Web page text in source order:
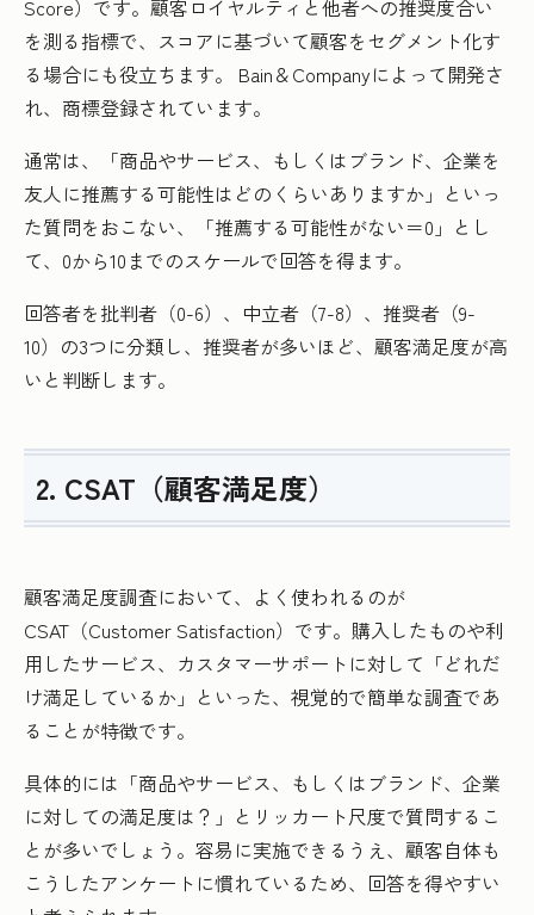
Score）です。顧客ロイヤルティと他者への推奨度合い
を測る指標で、スコアに基づいて顧客をセグメント化す
る場合にも役立ちます。 Bain＆Companyによって開発さ
れ、商標登録されています。
通常は、「商品やサービス、もしくはブランド、企業を
友人に推薦する可能性はどのくらいありますか」といっ
た質問をおこない、「推薦する可能性がない＝0」とし
て、0から10までのスケールで回答を得ます。
回答者を批判者（0-6）、中立者（7-8）、推奨者（9-
10）の3つに分類し、推奨者が多いほど、顧客満足度が高
いと判断します。
2. CSAT（顧客満足度）
顧客満足度調査において、よく使われるのが
CSAT（Customer Satisfaction）です。購入したものや利
用したサービス、カスタマーサポートに対して「どれだ
け満足しているか」といった、視覚的で簡単な調査であ
ることが特徴です。
具体的には「商品やサービス、もしくはブランド、企業
に対しての満足度は？」とリッカート尺度で質問するこ
とが多いでしょう。容易に実施できるうえ、顧客自体も
こうしたアンケートに慣れているため、回答を得やすい